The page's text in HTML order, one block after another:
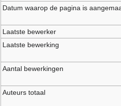
Datum waarop de pagina is
Laatste bewerker
Laatste bewerking
Aantal bewerkingen
Auteurs totaal